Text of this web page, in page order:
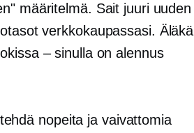
määritelmä. Sait juuri uuden
verkkokaupassasi. Äläkä
– sinulla on alennus
nopeita ja vaivattomia